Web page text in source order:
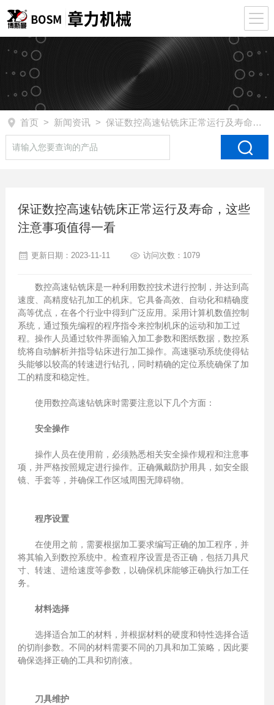
首页 > 新闻资讯> 保证数控高速钻铣床正常运行及寿命，这些注意事项值得一看
保证数控高速钻铣床正常运行及寿命，这些
注意事项值得一看
更新日期：2023-11-11 访问次数：1079
数控高速钻铣床是一种利用数控技术进行控制，并达到高
速度、高精度钻孔加工的机床。它具备高效、自动化和精确度
高等优点，在各个行业中得到广泛应用。采用计算机数值控制
系统，通过预先编程的程序指令来控制机床的运动和加工过
程。操作人员通过软件界面输入加工参数和图纸数据，数控系
统将自动解析并指导钻床进行加工操作。高速驱动系统使得钻
头能够以较高的转速进行钻孔，同时精确的定位系统确保了加
工的精度和稳定性。
使用数控高速钻铣床时需要注意以下几个方面：
安全操作
操作人员在使用前，必须熟悉相关安全操作规程和注意事
项，并严格按照规定进行操作。正确佩戴防护用具，如安全眼
镜、手套等，并确保工作区域周围无障碍物。
程序设置
在使用之前，需要根据加工要求编写正确的加工程序，并
将其输入到数控系统中。检查程序设置是否正确，包括刀具尺
寸、转速、进给速度等参数，以确保机床能够正确执行加工任
务。
材料选择
选择适合加工的材料，并根据材料的硬度和特性选择合适
的切削参数。不同的材料需要不同的刀具和加工策略，因此要
确保选择正确的工具和切削液。
刀具维护